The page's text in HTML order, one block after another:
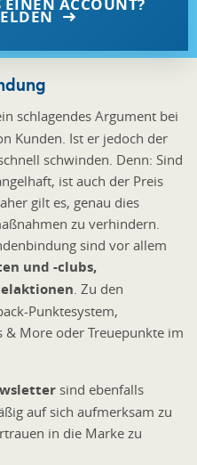
schlagendes Argument bei
Kunden. Ist er jedoch der
schwinden. Denn: Sind
ist auch der Preis
gilt es, genau dies
zu verhindern.
sind vor allem
und -clubs,
. Zu den
Punktesystem,
More oder Treuepunkte im
sind ebenfalls
auf sich aufmerksam zu
in die Marke zu